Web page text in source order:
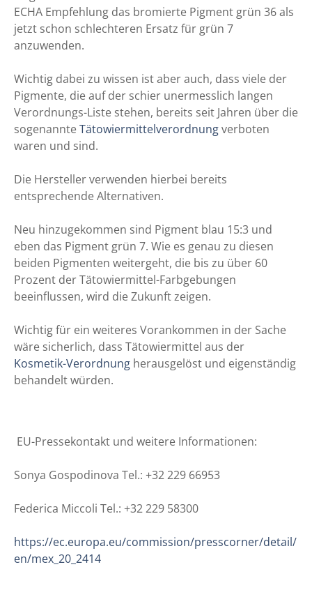
ECHA Empfehlung das bromierte Pigment grün 36 als
jetzt schon schlechteren Ersatz für grün 7
anzuwenden.
Wichtig dabei zu wissen ist aber auch, dass viele der
Pigmente, die auf der schier unermesslich langen
Verordnungs-Liste stehen, bereits seit Jahren über die
sogenannteTätowiermittelverordnungverboten
waren und sind.
Die Hersteller verwenden hierbei bereits
entsprechende Alternativen.
Neu hinzugekommen sind Pigment blau 15:3 und
eben das Pigment grün 7. Wie es genau zu diesen
beiden Pigmenten weitergeht, die bis zu über 60
Prozent der Tätowiermittel-Farbgebungen
beeinflussen, wird die Zukunft zeigen.
Wichtig für ein weiteres Vorankommen in der Sache
wäre sicherlich, dass Tätowiermittel aus der
Kosmetik-Verordnung herausgelöst und eigenständig
behandelt würden.
EU-Pressekontakt und weitere Informationen:
Sonya Gospodinova Tel.: +32 229 66953
Federica Miccoli Tel.: +32 229 58300
https://ec.europa.eu/commission/presscorner/detail/
en/mex_20_2414